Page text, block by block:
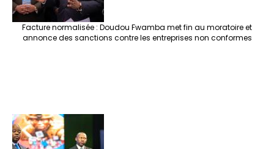
Facture normalisée : Doudou Fwamba met fin au moratoire et
annonce des sanctions contre les entreprises non conformes